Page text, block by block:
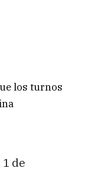
los turnos
de